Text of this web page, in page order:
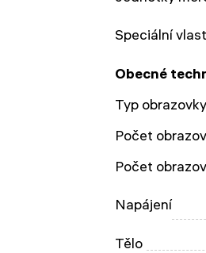
Speciální
Obecné
Typ obrazovky
Počet
Počet
Napájení
Tělo